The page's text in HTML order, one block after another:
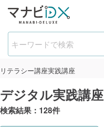
リテラシー講座実践講座
デジタル実践講座
検索結果： 128件